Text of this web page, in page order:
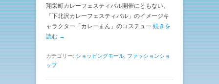
翔栄町カレーフェスティバル開催にともない、
「下北沢カレーフェスティバル」のイメージキ
ャラクター「カレーまん」のコスチュー 続きを
読む →
カテゴリー: ショッピングモール ファッションショ
ップ